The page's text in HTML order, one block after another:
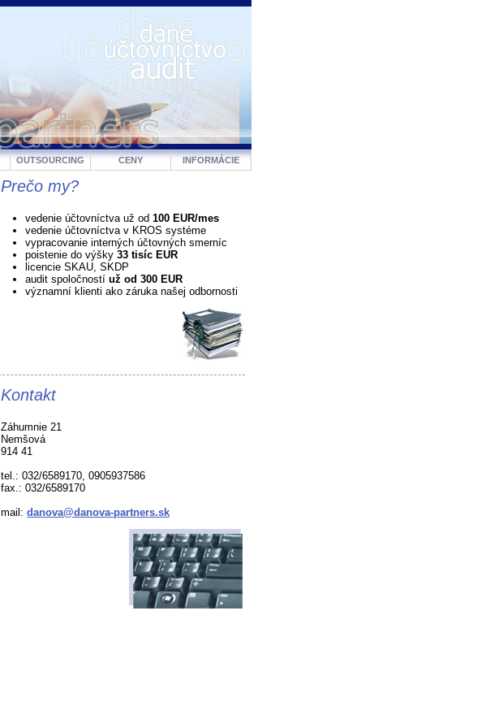
OUTSOURCING CENY INFORMÁCIE
Prečo my?
vedenie účtovníctva už od 100 EUR/mes
vedenie účtovníctva v KROS systéme
vypracovanie interných účtovných smerníc
poistenie do výšky 33 tisíc EUR
licencie SKAU, SKDP
audit spoločností už od 300 EUR
významní klienti ako záruka našej odbornosti
Kontakt
Záhumnie 21
Nemšová
914 41
tel.: 032/6589170, 0905937586
fax.: 032/6589170
mail: danova@danova-partners.sk